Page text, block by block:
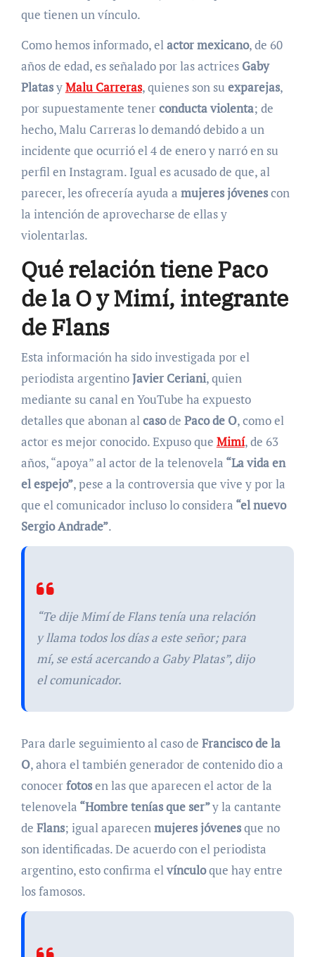
que tienen un vínculo.
Como hemos informado, elactor mexicano, de 60
años de edad, es señalado por las actrices Gaby
PlatasyMalu Carreras, quienes son su exparejas,
por supuestamente tenerconducta violenta; de
hecho, Malu Carreras lo demandó debido a un
incidente que ocurrió el 4 de enero y narró en su
perfil en Instagram. Igual es acusado de que, al
parecer, les ofrecería ayuda a mujeres jóvenescon
la intención de aprovecharse de ellas y
violentarlas.
Qué relación tiene Paco
de la O y Mimí, integrante
de Flans
Esta información ha sido investigada por el
periodista argentinoJavier Ceriani, quien
mediante su canal en YouTube ha expuesto
detalles que abonan alcasode Paco de O, como el
actor es mejor conocido. Expuso que Mimí, de 63
años, “apoya” al actor de la telenovela “La vida en
el espejo”, pese a la controversia que vive y por la
que el comunicador incluso lo considera “el nuevo
Sergio Andrade”.
“Te dije Mimí de Flans tenía una relación
y llama todos los días a este señor; para
mí, se está acercando a Gaby Platas”, dijo
el comunicador.
Para darle seguimiento al caso de Francisco de la
O, ahora el también generador de contenido dio a
conocerfotosen las que aparecen el actor de la
telenovela “Hombre tenías que ser”y la cantante
de Flans; igual aparecenmujeres jóvenesque no
son identificadas. De acuerdo con el periodista
argentino, esto confirma elvínculoque hay entre
los famosos.